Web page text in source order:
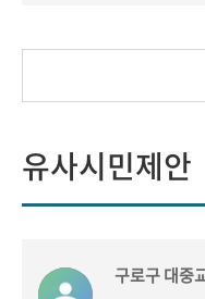
유사시민제안
구로구 대중